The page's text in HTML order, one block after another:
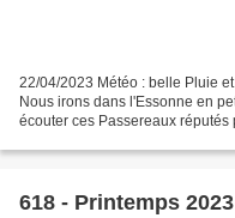
22/04/2023 Météo : belle Pluie
Nous irons dans l'Essonne en
écouter ces Passereaux réputés
618 - Printemps